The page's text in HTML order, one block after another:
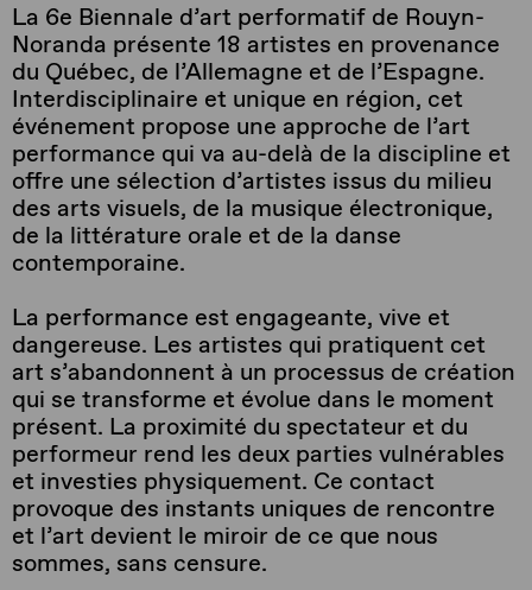
La 6e Biennale d’art performatif de Rouyn-
Noranda présente 18 artistes en provenance
du Québec, de l’Allemagne et de l’Espagne.
Interdisciplinaire et unique en région, cet
événement propose une approche de l’art
performance qui va au-delà de la discipline et
offre une sélection d’artistes issus du milieu
des arts visuels, de la musique électronique,
de la littérature orale et de la danse
contemporaine.
La performance est engageante, vive et
dangereuse. Les artistes qui pratiquent cet
art s’abandonnent à un processus de création
qui se transforme et évolue dans le moment
présent. La proximité du spectateur et du
performeur rend les deux parties vulnérables
et investies physiquement. Ce contact
provoque des instants uniques de rencontre
et l’art devient le miroir de ce que nous
sommes, sans censure.